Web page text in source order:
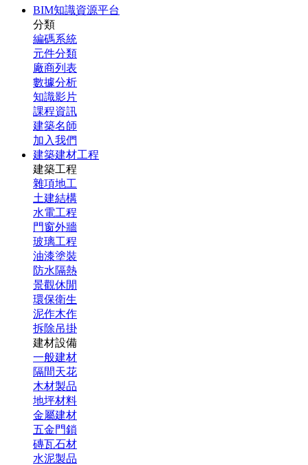
BIM知識資源平台
分類
編碼系統
元件分類
廠商列表
數據分析
知識影片
課程資訊
建築名師
加入我們
建築建材工程
建築工程
雜項地工
土建結構
水電工程
門窗外牆
玻璃工程
油漆塗裝
防水隔熱
景觀休閒
環保衛生
泥作木作
拆除吊掛
建材設備
一般建材
隔間天花
木材製品
地坪材料
金屬建材
五金門鎖
磚瓦石材
水泥製品